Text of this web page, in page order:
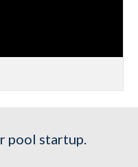
pool startup.